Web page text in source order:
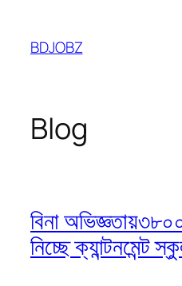
content
BDJOBZ
Blog
বিনা
নিচ্ছে ক্যান্টনমেন্ট